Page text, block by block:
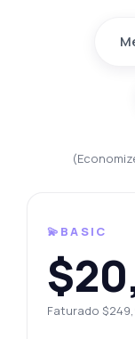
💫BASIC
Faturado